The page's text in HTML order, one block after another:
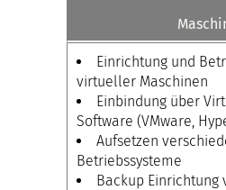
Einrichtung und
virtueller Maschinen
Einbindung über
Software (VMware,
Aufsetzen
Betriebssysteme
Backup